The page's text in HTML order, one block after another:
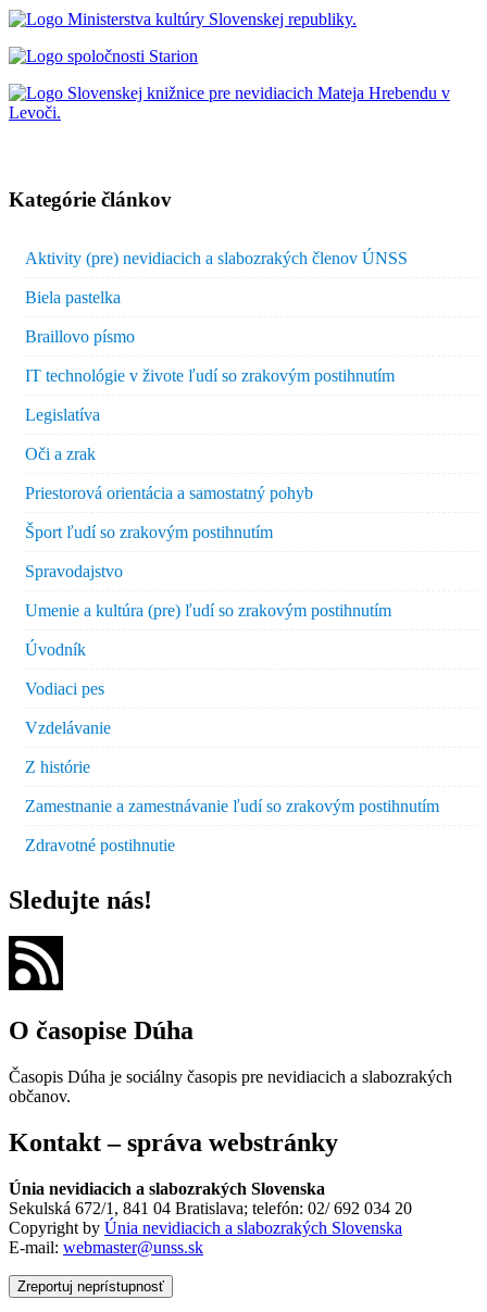
Kategórie článkov
Aktivity (pre) nevidiacich a slabozrakých členov ÚNSS
Biela pastelka
Braillovo písmo
IT technológie v živote ľudí so zrakovým postihnutím
Legislatíva
Oči a zrak
Priestorová orientácia a samostatný pohyb
Šport ľudí so zrakovým postihnutím
Spravodajstvo
Umenie a kultúra (pre) ľudí so zrakovým postihnutím
Úvodník
Vodiaci pes
Vzdelávanie
Z histórie
Zamestnanie a zamestnávanie ľudí so zrakovým postihnutím
Zdravotné postihnutie
Sledujte nás!
O časopise Dúha
Časopis Dúha je sociálny časopis pre nevidiacich a slabozrakých
občanov.
Kontakt – správa webstránky
Únia nevidiacich a slabozrakých Slovenska
Sekulská 672/1, 841 04 Bratislava; telefón: 02/ 692 034 20
Copyright by Únia nevidiacich a slabozrakých Slovenska
E-mail: webmaster@unss.sk
Zreportuj neprístupnosť